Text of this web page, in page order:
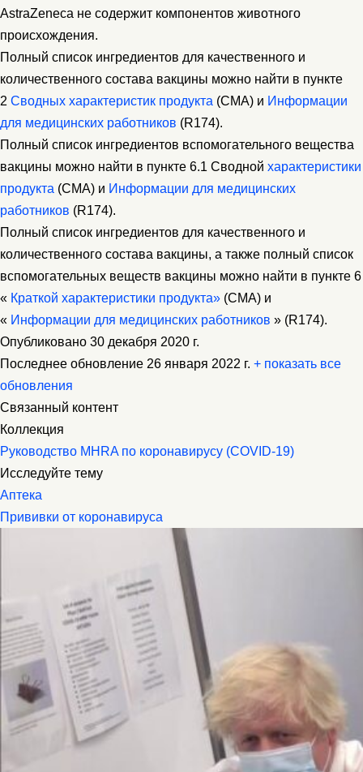
AstraZeneca не содержит компонентов животного
происхождения.
Полный список ингредиентов для качественного и
количественного состава вакцины можно найти в пункте
2 Сводных характеристик продукта (CMA) и Информации
для медицинских работников (R174).
Полный список ингредиентов вспомогательного вещества
вакцины можно найти в пункте 6.1 Сводной характеристики
продукта (CMA) и Информации для медицинских
работников (R174).
Полный список ингредиентов для качественного и
количественного состава вакцины, а также полный список
вспомогательных веществ вакцины можно найти в пункте 6
« Краткой характеристики продукта» (CMA) и
« Информации для медицинских работников » (R174).
Опубликовано 30 декабря 2020 г.
Последнее обновление 26 января 2022 г. + показать все
обновления
Связанный контент
Коллекция
Руководство MHRA по коронавирусу (COVID-19)
Исследуйте тему
Аптека
Прививки от коронавируса